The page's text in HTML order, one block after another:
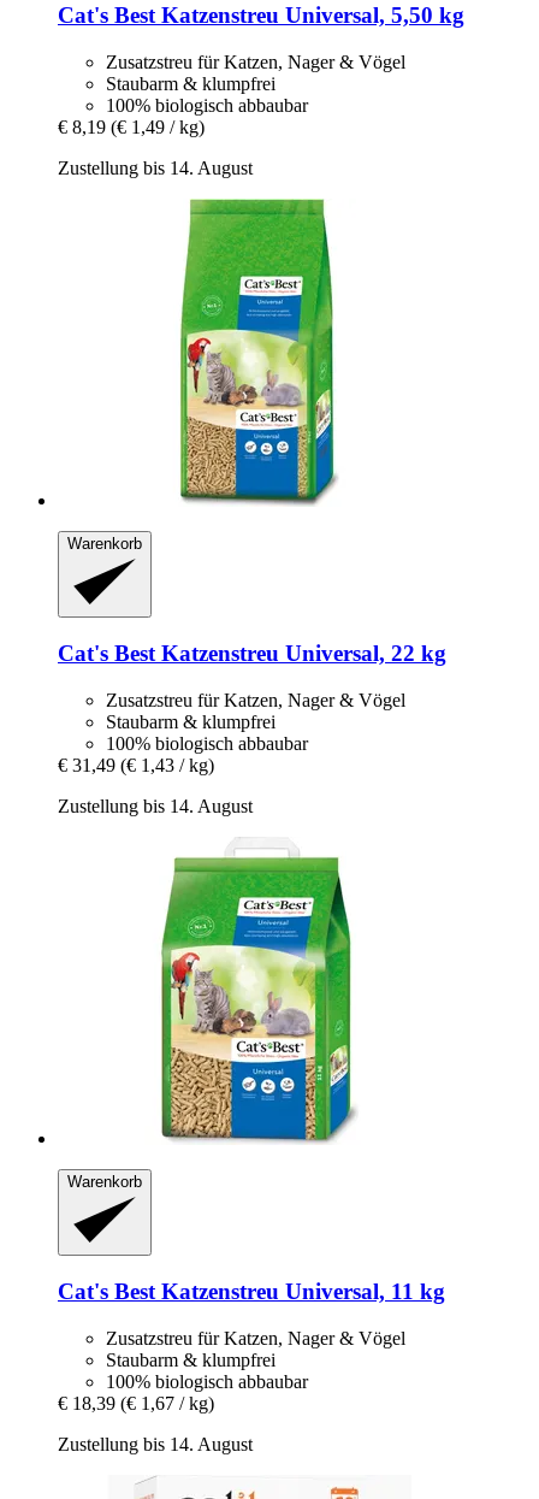
Cat's Best Katzenstreu Universal, 5,50 kg
Zusatzstreu für Katzen, Nager & Vögel
Staubarm & klumpfrei
100% biologisch abbaubar
€ 8,19 (€ 1,49 / kg)
Zustellung bis 14. August
Warenkorb
Cat's Best Katzenstreu Universal, 22 kg
Zusatzstreu für Katzen, Nager & Vögel
Staubarm & klumpfrei
100% biologisch abbaubar
€ 31,49 (€ 1,43 / kg)
Zustellung bis 14. August
Warenkorb
Cat's Best Katzenstreu Universal, 11 kg
Zusatzstreu für Katzen, Nager & Vögel
Staubarm & klumpfrei
100% biologisch abbaubar
€ 18,39 (€ 1,67 / kg)
Zustellung bis 14. August